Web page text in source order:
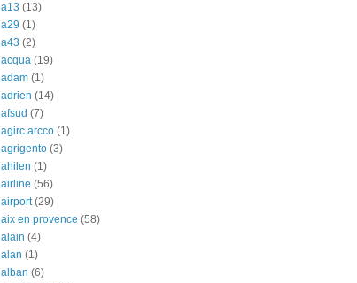
a13 (13)
a29 (1)
a43 (2)
acqua (19)
adam (1)
adrien (14)
afsud (7)
agirc arcco (1)
agrigento (3)
ahilen (1)
airline (56)
airport (29)
aix en provence (58)
alain (4)
alan (1)
alban (6)